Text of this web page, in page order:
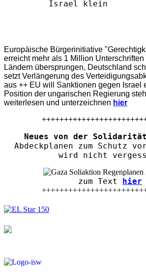
Europäische Bürgerinitiative
erreicht mehr als 1 Million
Ländern übersprungen, Deutschland
setzt Verlängerung des
aus ++ EU will Sanktionen gegen Israel
Position der ungarischen Regierung
weiterlesen und unterzeichnen hier
Neues von der
Abdeckplanen zum Schutz
wird nicht
zum Text hier